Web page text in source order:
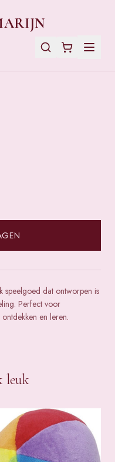
speelgoed dat ontworpen is
Perfect voor
en leren.
leuk